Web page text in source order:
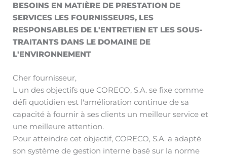
BESOINS EN MATIÈRE DE PRESTATION DE
SERVICES LES FOURNISSEURS, LES
RESPONSABLES DE L'ENTRETIEN ET LES SOUS-
TRAITANTS DANS LE DOMAINE DE
L'ENVIRONNEMENT
Cher fournisseur,
L'un des objectifs que CORECO, S.A. se fixe comme
défi quotidien est l'amélioration continue de sa
capacité à fournir à ses clients un meilleur service et
une meilleure attention.
Pour atteindre cet objectif, CORECO, S.A. a adapté
son système de gestion interne basé sur la norme